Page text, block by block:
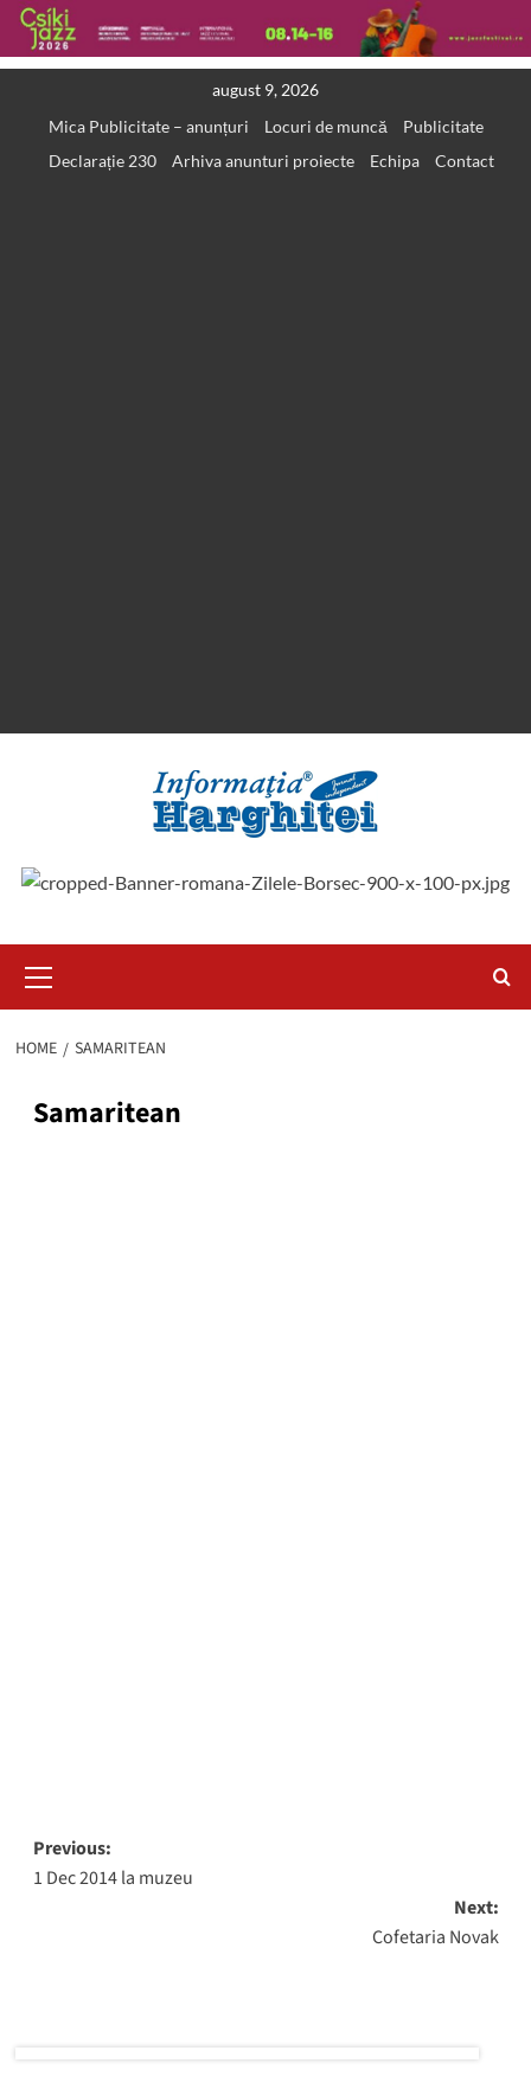
august 9, 2026
Mica Publicitate – anunțuri
Locuri de muncă
Publicitate
Declarație 230
Arhiva anunturi proiecte Echipa Contact
Menu
HOME SAMARITEAN
Samaritean
Post
navigation
Previous:
1 Dec 2014 la muzeu
Next:
Cofetaria Novak